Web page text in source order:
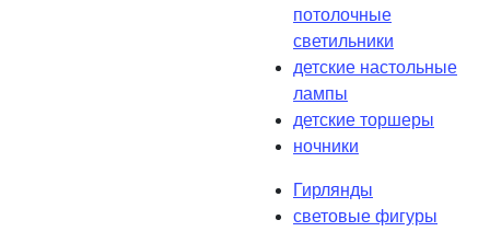
потолочные
светильники
детские настольные
лампы
детские торшеры
ночники
Гирлянды
световые фигуры